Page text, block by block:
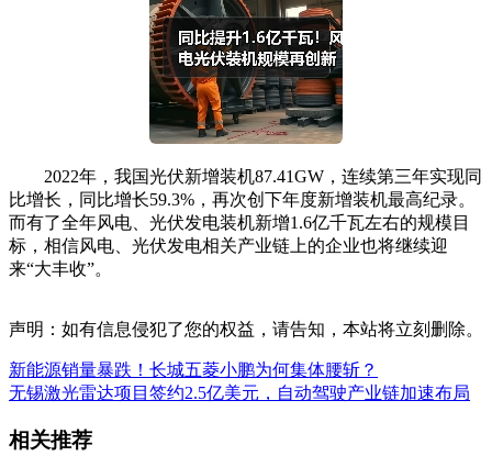
2022年，我国光伏新增装机87.41GW，连续第三年实现同
比增长，同比增长59.3%，再次创下年度新增装机最高纪录。
而有了全年风电、光伏发电装机新增1.6亿千瓦左右的规模目
标，相信风电、光伏发电相关产业链上的企业也将继续迎
来“大丰收”。
声明：如有信息侵犯了您的权益，请告知，本站将立刻删除。
新能源销量暴跌！长城五菱小鹏为何集体腰斩？
无锡激光雷达项目签约2.5亿美元，自动驾驶产业链加速布局
相关推荐